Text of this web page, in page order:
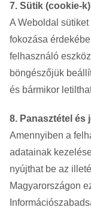
7. Sütik (cookie-
A Weboldal
fokozása
felhasználó
böngészőjük
és bármikor
8. Panasztétel és
Amennyiben a
adatainak
nyújthat be az
Magyarországon